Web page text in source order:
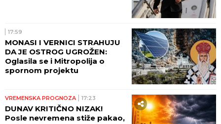
17:59
MONASI I VERNICI STRAHUJU
DA JE OSTROG UGROŽEN:
Oglasila se i Mitropolija o
spornom projektu
VREMENSKA PROGNOZA 17:23
DUNAV KRITIČNO NIZAK!
Posle nevremena stiže pakao,